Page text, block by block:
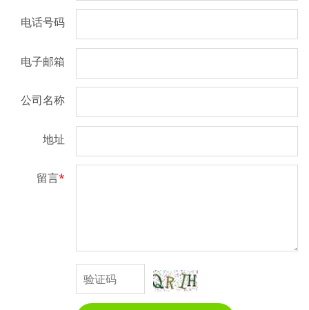
电话号码
电子邮箱
公司名称
地址
留言*